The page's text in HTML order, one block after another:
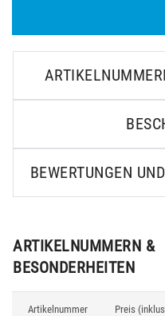
BEWERTUNGEN
ARTIKELNUMMERN &
BESONDERHEITEN
Artikelnummer
Preis